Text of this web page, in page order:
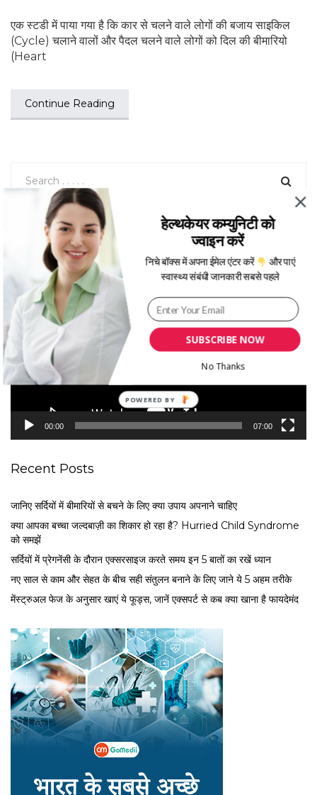
एक स्‍टडी में पाया गया है कि कार से चलने वाले लोगों की बजाय साइकिल
(Cycle) चलाने वालों और पैदल चलने वाले लोगों को दिल की बीमारियो
(Heart
Continue Reading
फैटी लिवर (Fatty Liver) के लक्षण, कारण, उपचार, इलाज – Dr.
Mukul Rastogi
V
d
P
a
00:00 07:00
Recent Posts
जानिए सर्दियों में बीमारियों से बचने के लिए क्या उपाय अपनाने चाहिए
क्या आपका बच्चा जल्दबाज़ी का शिकार हो रहा है? Hurried Child Syndrome
को समझें
सर्द‍ियों में प्रेगनेंसी के दौरान एक्सरसाइज करते समय इन 5 बातों का रखें ध्यान
नए साल से काम और सेहत के बीच सही संतुलन बनाने के लिए जाने ये 5 अहम तरीके
मेंस्ट्रुअल फेज के अनुसार खाएं ये फूड्स, जानें एक्सपर्ट से कब क्या खाना है फायदेमंद
SUBSCRIBE NOW
हेल्थकेयर कम्युनिटी को
ज्वाइन करें
निचे बॉक्स में अपना ईमेल एंटर करें
और पाएं
स्वास्थ्य संबंधी जानकारी सबसे पहले
No Thanks